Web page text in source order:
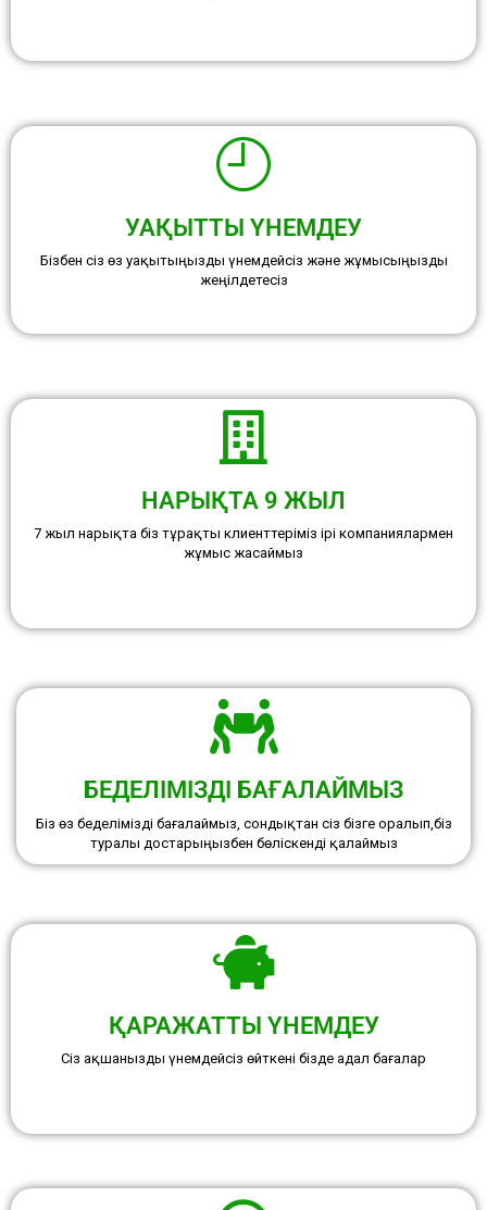
УАҚЫТТЫ ҮНЕМДЕУ
Бізбен сіз өз уақытыңызды үнемдейсіз және жұмысыңызды
жеңілдетесіз
НАРЫҚТА 9 ЖЫЛ
7 жыл нарықта біз тұрақты клиенттеріміз ірі компаниялармен
жұмыс жасаймыз
БЕДЕЛІМІЗДІ БАҒАЛАЙМЫЗ
Біз өз беделімізді бағалаймыз, сондықтан сіз бізге оралып,біз
туралы достарыңызбен бөліскенді қалаймыз
ҚАРАЖАТТЫ ҮНЕМДЕУ
Сіз ақшанызды үнемдейсіз өйткені бізде адал бағалар